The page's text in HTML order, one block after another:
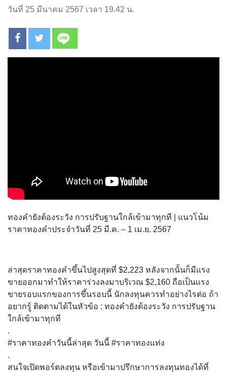
วันที่ 25 มีนาคม 2567 เวลา 19.42 น.
ทองคำยังต้องระวัง การปรับฐานใกล้เข้ามาทุกที | แนวโน้ม
ราคาทองคำประจำวันที่ 25 มี.ค. – 1 เม.ย. 2567
ล่าสุดราคาทองคำขึ้นไปสูงสุดที่ $2,223 หลังจากนั้นก็มีแรง
ขายออกมาทำให้ราคาร่วงลงมาบริเวณ $2,160 ถือเป็นแรง
ขายรอบแรกของการขึ้นรอบนี้ นักลงทุนควรทำอย่างไรต่อ ถ้า
อยากรู้ ติดตามได้ในหัวข้อ : ทองคำยังต้องระวัง การปรับฐาน
ใกล้เข้ามาทุกที
.
#ราคาทองคําวันนี้ล่าสุด วันนี้ #ราคาทองแท่ง
.
สนใจเปิดพอร์ตลงทุน หรือเข้ามาปรึกษาการลงทุนทองได้ที่